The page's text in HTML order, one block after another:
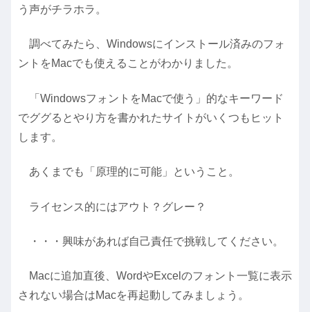
う声がチラホラ。
調べてみたら、Windowsにインストール済みのフォ
ントをMacでも使えることがわかりました。
「WindowsフォントをMacで使う」的なキーワード
でググるとやり方を書かれたサイトがいくつもヒット
します。
あくまでも「原理的に可能」ということ。
ライセンス的にはアウト？グレー？
・・・興味があれば自己責任で挑戦してください。
Macに追加直後、WordやExcelのフォント一覧に表示
されない場合はMacを再起動してみましょう。